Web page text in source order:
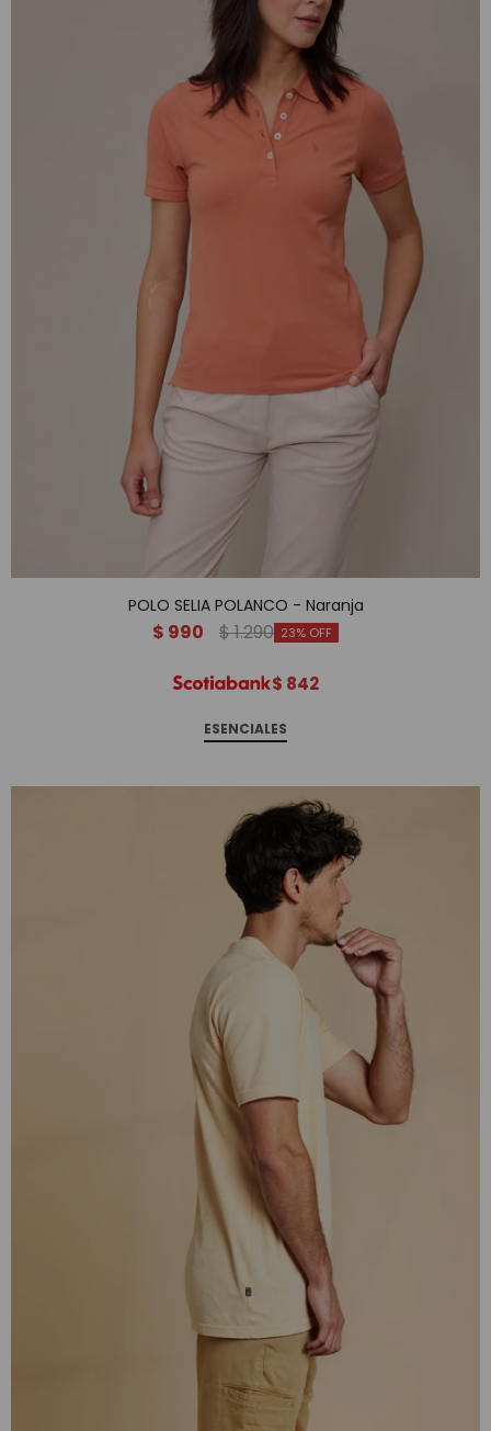
POLO SELIA POLANCO - Naranja
$ 990 $1.290 23
$ 842
ESENCIALES